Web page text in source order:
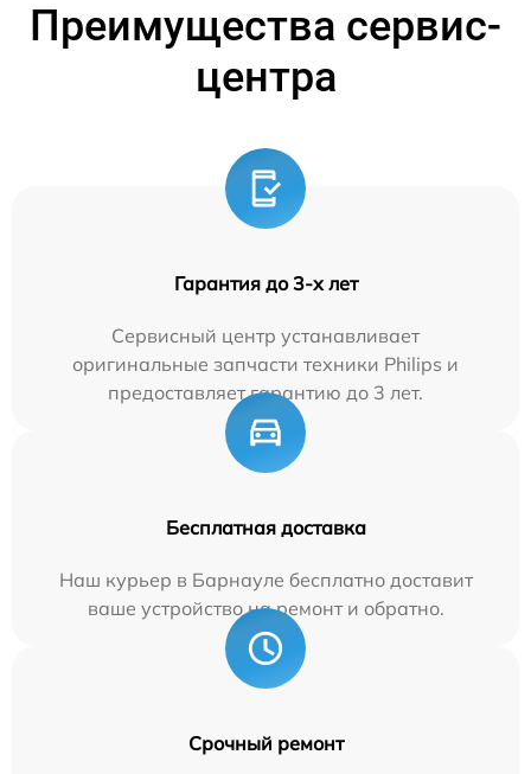
Преимущества сервис-
центра
Гарантия до 3-х лет
Сервисный центр устанавливает
оригинальные запчасти техники Philips и
предоставляет гарантию до 3 лет.
Бесплатная доставка
Наш курьер в Барнауле бесплатно доставит
ваше устройство на ремонт и обратно.
Срочный ремонт